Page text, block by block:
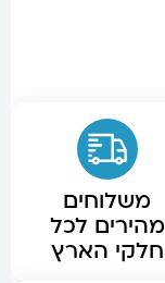
משלוחים
מהירים לכל
חלקי הארץ